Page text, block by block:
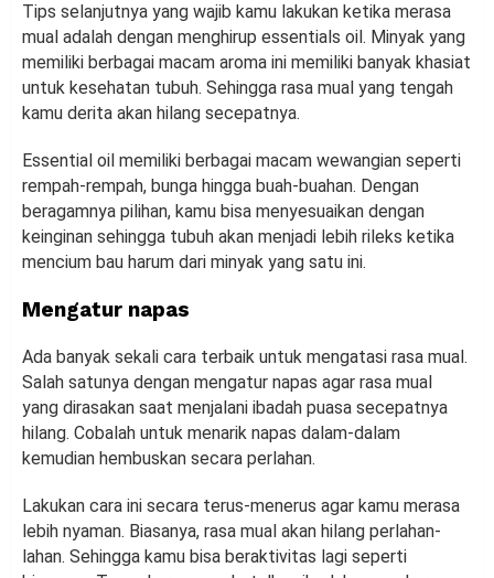
Tips selanjutnya yang wajib kamu lakukan ketika merasa
mual adalah dengan menghirup essentials oil. Minyak yang
memiliki berbagai macam aroma ini memiliki banyak khasiat
untuk kesehatan tubuh. Sehingga rasa mual yang tengah
kamu derita akan hilang secepatnya.
Essential oil memiliki berbagai macam wewangian seperti
rempah-rempah, bunga hingga buah-buahan. Dengan
beragamnya pilihan, kamu bisa menyesuaikan dengan
keinginan sehingga tubuh akan menjadi lebih rileks ketika
mencium bau harum dari minyak yang satu ini.
Mengatur napas
Ada banyak sekali cara terbaik untuk mengatasi rasa mual.
Salah satunya dengan mengatur napas agar rasa mual
yang dirasakan saat menjalani ibadah puasa secepatnya
hilang. Cobalah untuk menarik napas dalam-dalam
kemudian hembuskan secara perlahan.
Lakukan cara ini secara terus-menerus agar kamu merasa
lebih nyaman. Biasanya, rasa mual akan hilang perlahan-
lahan. Sehingga kamu bisa beraktivitas lagi seperti